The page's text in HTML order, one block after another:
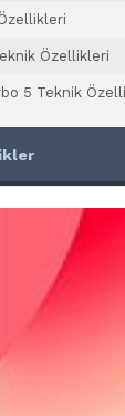
Özellikleri
5 Teknik